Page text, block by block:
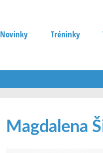
Novinky Tréninky
Magdalena